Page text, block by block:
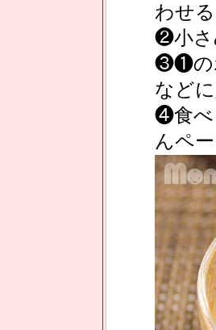
わせ
❷小さ
❸❶の
など
❹食べ
んペ